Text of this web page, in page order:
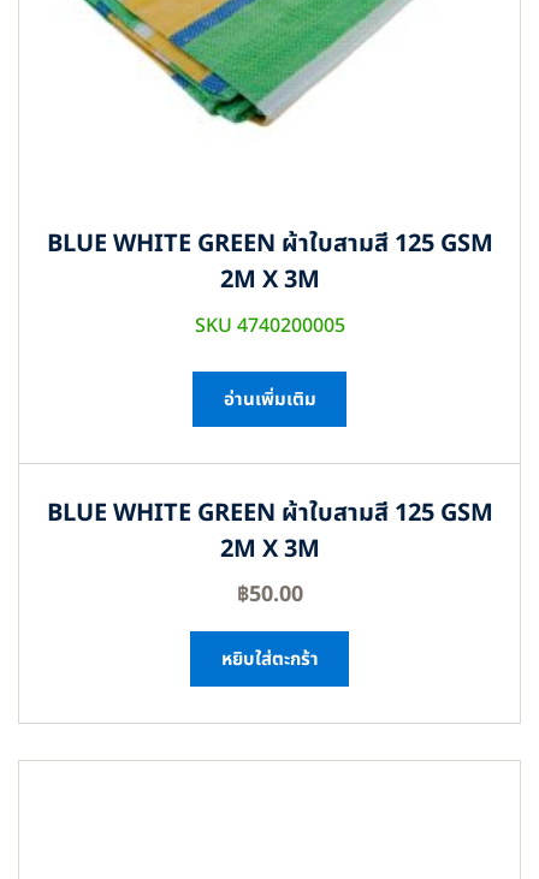
BLUE WHITE GREEN ผ้าใบสามสี 125 GSM
2M X 3M
SKU 4740200005
อ่านเพิ่มเติม
BLUE WHITE GREEN ผ้าใบสามสี 125 GSM
2M X 3M
฿50.00
หยิบใส่ตะกร้า